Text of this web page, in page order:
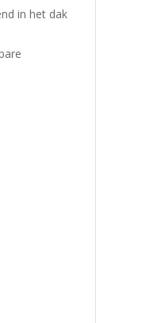
in het dak